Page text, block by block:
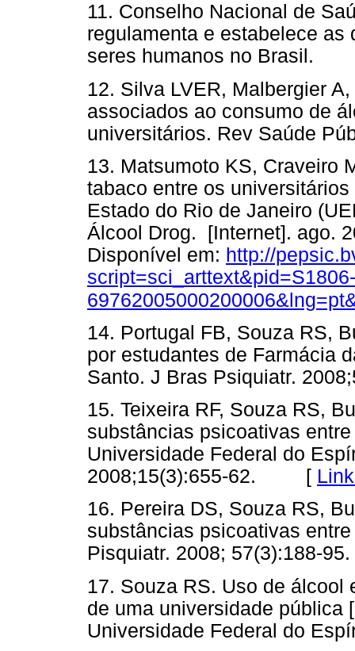
11. Conselho Nacional de
regulamenta e estabelece
seres humanos no
12. Silva LVER, Malbergier
associados ao consumo de
universitários. Rev Saúde
13. Matsumoto KS, Craveiro
tabaco entre os
Estado do Rio de Janeiro
Álcool Drog. [Internet]. ago.
Disponível em: http://
script=sci_arttext&pid=S1806-
14. Portugal FB, Souza RS,
por estudantes de Farmácia
Santo. J Bras Psiquiatr.
15. Teixeira RF, Souza RS,
substâncias psicoativas
Universidade Federal do
2008;15(3):655-62. [
16. Pereira DS, Souza RS,
substâncias psicoativas
Pisquiatr. 2008;
17. Souza RS. Uso de álcool
de uma universidade
Universidade Federal do